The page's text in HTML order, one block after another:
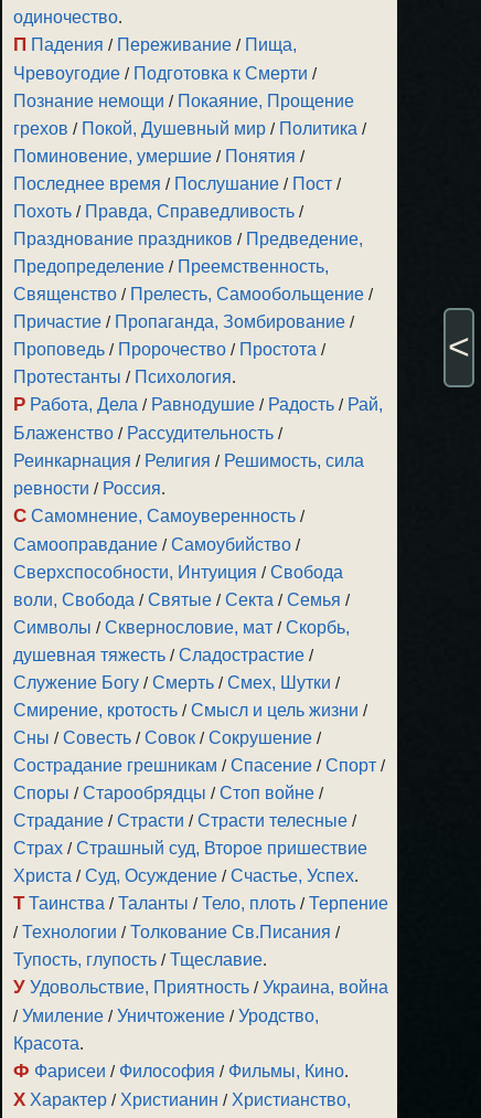
одиночество.
П Падения / Переживание / Пища,
Чревоугодие / Подготовка к Смерти /
Познание немощи / Покаяние, Прощение
грехов / Покой, Душевный мир / Политика /
Поминовение, умершие / Понятия /
Последнее время / Послушание / Пост /
Похоть / Правда, Справедливость /
Празднование праздников / Предведение,
Предопределение / Преемственность,
Священство / Прелесть, Самообольщение /
Причастие / Пропаганда, Зомбирование /
Проповедь / Пророчество / Простота /
Протестанты / Психология.
Р Работа, Дела / Равнодушие / Радость / Рай,
Блаженство / Рассудительность /
Реинкарнация / Религия / Решимость, сила
ревности / Россия.
С Самомнение, Самоуверенность /
Самооправдание /Самоубийство /
Сверхспособности, Интуиция /Свобода
воли, Свобода /Святые /Секта /Семья /
Символы /Сквернословие, мат /Скорбь,
душевная тяжесть /Сладострастие /
Служение Богу /Смерть /Смех, Шутки /
Смирение, кротость /Смысл и цель жизни /
Сны /Совесть /Совок /Сокрушение /
Сострадание грешникам /Спасение /Спорт /
Споры /Старообрядцы /Стоп войне /
Страдание /Страсти /Страсти телесные /
Страх /Страшный суд, Второе пришествие
Христа /Суд, Осуждение /Счастье, Успех.
Т Таинства /Таланты /Тело, плоть /Терпение
/Технологии /Толкование Св.Писания /
Тупость, глупость /Тщеславие.
У Удовольствие, Приятность /Украина, война
/Умиление /Уничтожение /Уродство,
Красота.
Ф Фарисеи / Философия / Фильмы, Кино.
Х Характер / Христианин / Христианство,
<